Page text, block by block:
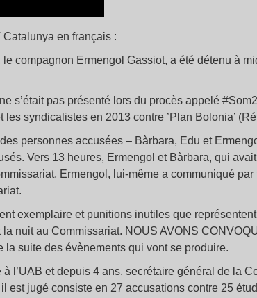
en français :
compagnon Ermengol Gassiot, a été détenu à
s’était pas présenté lors du procès appelé
syndicalistes en 2013 contre ’Plan Bolonia’
personnes accusées – Bàrbara, Edu et
Vers 13 heures, Ermengol et Bàrbara, qui
Ermengol, lui-même a communiqué
exemplaire et punitions inutiles que
nuit au Commissariat. NOUS AVONS
la suite des évènements qui vont se produire.
l’UAB et depuis 4 ans, secrétaire général de la
est jugé consiste en 27 accusations contre 25